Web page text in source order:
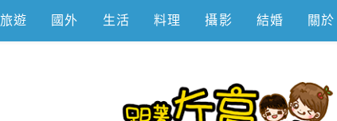
旅遊 國外 生活 料理 攝影 結婚 關於